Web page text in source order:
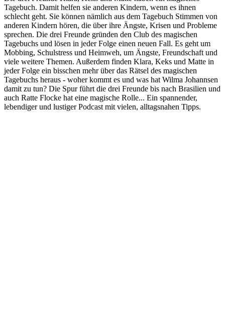
Tagebuch. Damit helfen sie anderen Kindern, wenn es ihnen
schlecht geht. Sie können nämlich aus dem Tagebuch Stimmen von
anderen Kindern hören, die über ihre Ängste, Krisen und Probleme
sprechen. Die drei Freunde gründen den Club des magischen
Tagebuchs und lösen in jeder Folge einen neuen Fall. Es geht um
Mobbing, Schulstress und Heimweh, um Ängste, Freundschaft und
viele weitere Themen. Außerdem finden Klara, Keks und Matte in
jeder Folge ein bisschen mehr über das Rätsel des magischen
Tagebuchs heraus - woher kommt es und was hat Wilma Johannsen
damit zu tun? Die Spur führt die drei Freunde bis nach Brasilien und
auch Ratte Flocke hat eine magische Rolle... Ein spannender,
lebendiger und lustiger Podcast mit vielen, alltagsnahen Tipps.